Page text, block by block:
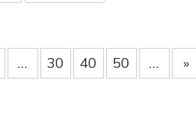
... 30 40 50 ... »